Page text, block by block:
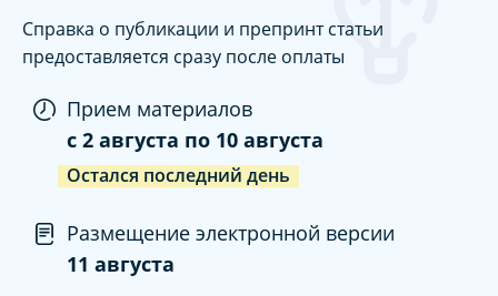
Справка о публикации и препринт статьи
предоставляется сразу после оплаты
Прием материалов
c 2 августа по 10 августа
Остался последний день
Размещение электронной версии
11 августа